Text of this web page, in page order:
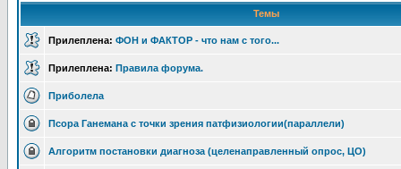
Темы
Прилеплена: ФОН и ФАКТОР - что нам с того...
Прилеплена: Правила форума.
Приболела
Псора Ганемана с точки зрения патфизиологии(параллели)
Алгоритм постановки диагноза (целенаправленный опрос, ЦО)